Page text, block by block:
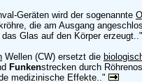
Geräten wird der sogenannte
die am Ausgang
das Glas auf den Körper erzeugt.."
Wellen (CW) ersetzt die
Funkenstrecken durch
medizinische Effekte.."